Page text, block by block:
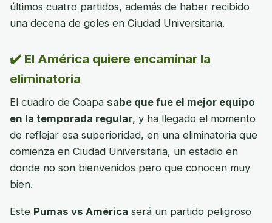
últimos cuatro partidos, además de haber recibido
una decena de goles en Ciudad Universitaria.
✔️ El América quiere encaminar la
eliminatoria
El cuadro de Coapa sabe que fue el mejor equipo
en la temporada regular, y ha llegado el momento
de reflejar esa superioridad, en una eliminatoria que
comienza en Ciudad Universitaria, un estadio en
donde no son bienvenidos pero que conocen muy
bien.
Este Pumas vs América será un partido peligroso